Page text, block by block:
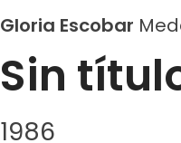
Gloria Escobar
Sin
1986